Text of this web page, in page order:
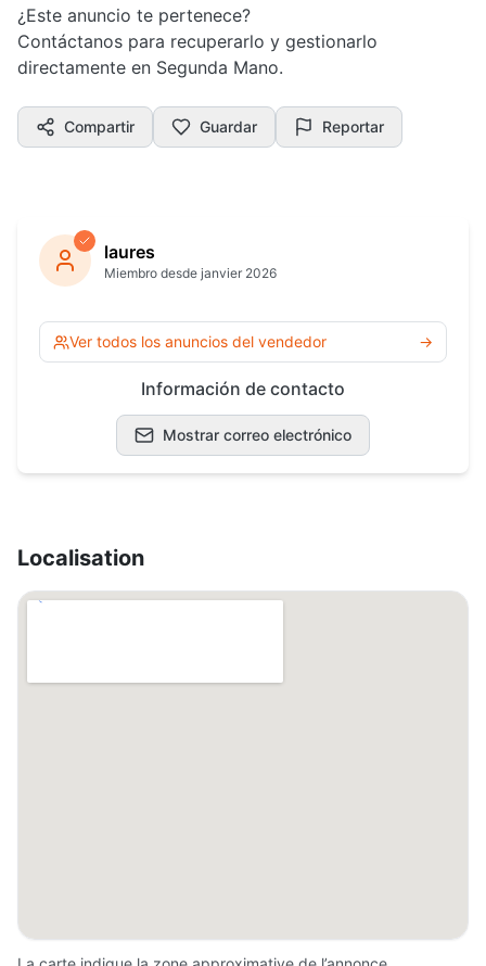
¿Este anuncio te pertenece?
Contáctanos para recuperarlo y gestionarlo
directamente en Segunda Mano.
Compartir Guardar Reportar
laures
Miembro desde janvier 2026
Ver todos los anuncios del vendedor →
Información de contacto
Mostrar correo electrónico
Localisation